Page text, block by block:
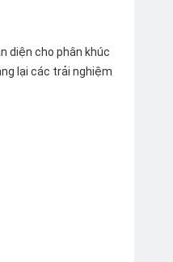
diện cho phân khúc
lại các trải nghiệm